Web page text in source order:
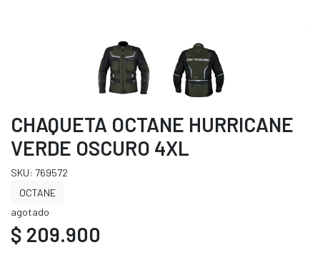
CHAQUETA OCTANE HURRICANE
VERDE OSCURO 4XL
SKU: 769572
OCTANE
agotado
$ 209.900